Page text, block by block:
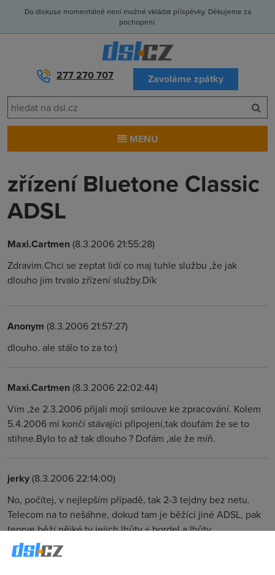
Do diskuse momentálně není možné vkládat příspěvky. Děkujeme za
pochopení.
277 270 707 Zavoláme zpátky
MENU
zřízení Bluetone Classic
ADSL
Maxi.Cartmen(8.3.2006 21:55:28)
Zdravim.Chci se zeptat lidí co maj tuhle službu ,že jak
dlouho jim trvalo zřízení služby.Dík
Anonym (8.3.2006 21:57:27)
dlouho. ale stálo to za to:)
Maxi.Cartmen(8.3.2006 22:02:44)
Vím ,že 2.3.2006 přijali moji smlouve ke zpracování. Kolem
5.4.2006 mi končí stávajíci připojení,tak doufám že se to
stihne.Bylo to až tak dlouho ? Dofám ,ale že míň.
jerky(8.3.2006 22:14:00)
No, počítej, v nejlepším případě, tak 2-3 tejdny bez netu.
Telecom na to nešáhne, dokud tam je běžící jiné ADSL, pak
teprve běží nějké ty jejich lhůty + bordel a lhůty
radiokomunikací. Taky jsem si myslel, jak jsem to pěkně
naplánoval a mělo by to navazovat, ale to jsou věci, který